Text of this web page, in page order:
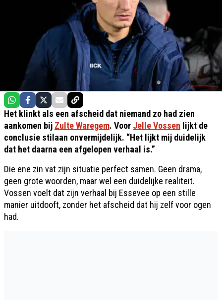
Het klinkt als een afscheid dat niemand zo had zien
aankomen bij Zulte Waregem. Voor Jelle Vossen lijkt de
conclusie stilaan onvermijdelijk. “Het lijkt mij duidelijk
dat het daarna een afgelopen verhaal is.”
Die ene zin vat zijn situatie perfect samen. Geen drama,
geen grote woorden, maar wel een duidelijke realiteit.
Vossen voelt dat zijn verhaal bij Essevee op een stille
manier uitdooft, zonder het afscheid dat hij zelf voor ogen
had.